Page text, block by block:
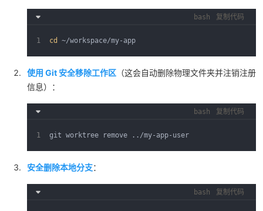
bash 复制代码
cd ~/workspace/my-app
使用 Git 安全移除工作区 （这会自动删除物理文件夹并注销注册
信息）：
bash 复制代码
git worktree remove ../my-app-user
安全删除本地分支：
bash 复制代码